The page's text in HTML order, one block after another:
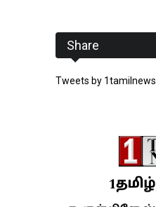
Share
Tweets by 1tamilnews